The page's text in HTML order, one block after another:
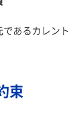
あるカレント
束